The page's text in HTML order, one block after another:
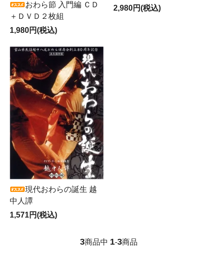
おわら節 入門編 ＣＤ
＋ＤＶＤ２枚組
1,980円(税込)
2,980円(税込)
現代おわらの誕生 越
中人譚
1,571円(税込)
3商品中 1-3商品